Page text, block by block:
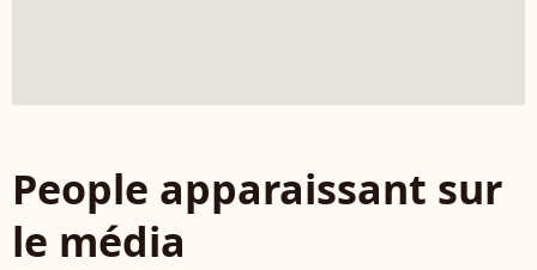
People apparaissant sur
le média